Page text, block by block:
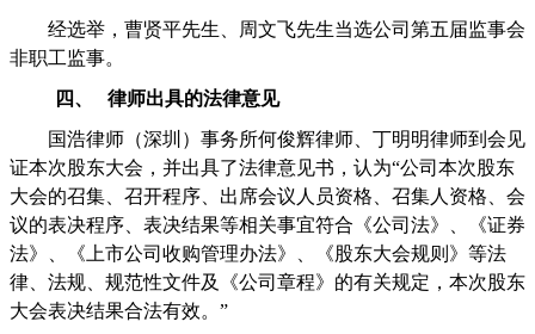
经选举，曹贤平先生、周文飞先生当选公司第五届监事会
非职工监事。
四、 律师出具的法律意见
国浩律师（深圳）事务所何俊辉律师、丁明明律师到会见
证本次股东大会，并出具了法律意见书，认为“公司本次股东
大会的召集、召开程序、出席会议人员资格、召集人资格、会
议的表决程序、表决结果等相关事宜符合《公司法》、《证券
法》、《上市公司收购管理办法》、《股东大会规则》等法
律、法规、规范性文件及《公司章程》的有关规定，本次股东
大会表决结果合法有效。”